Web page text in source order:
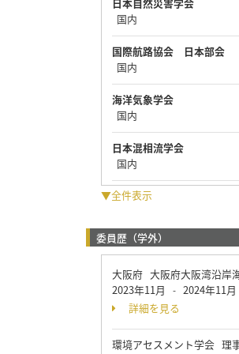
国内
国際航路協会 日本部会
国内
海洋気象学会
国内
日本混相流学会
国内
▼全件表示
委員歴（学外）
大阪府 大阪府大阪湾沿岸
2023年11月
- 2024年11月
詳細を見る
環境アセスメント学会 理